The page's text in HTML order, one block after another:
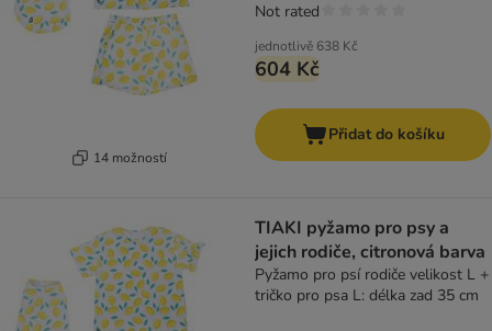
14 možností
jednotlivě 638 Kč
604 Kč
Not rated
Přidat do košíku
TIAKI pyžamo pro psy a
jejich rodiče, citronová barva
Pyžamo pro psí rodiče velikost L +
tričko pro psa L: délka zad 35 cm